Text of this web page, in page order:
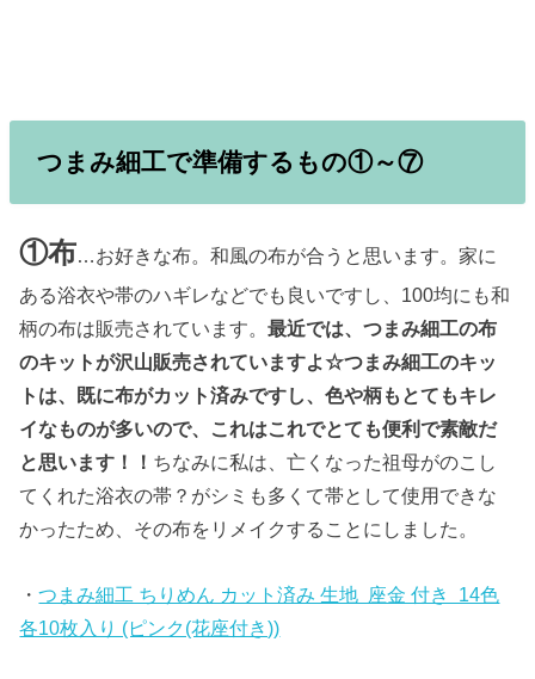
つまみ細工で準備するもの①～⑦
①布…お好きな布。和風の布が合うと思います。家に
ある浴衣や帯のハギレなどでも良いですし、100均にも和
柄の布は販売されています。最近では、つまみ細工の布
のキットが沢山販売されていますよ☆つまみ細工のキッ
トは、既に布がカット済みですし、色や柄もとてもキレ
イなものが多いので、これはこれでとても便利で素敵だ
と思います！！ ちなみに私は、亡くなった祖母がのこし
てくれた浴衣の帯？がシミも多くて帯として使用できな
かったため、その布をリメイクすることにしました。
・つまみ細工 ちりめん カット済み 生地 座金 付き 14色
各10枚入り (ピンク(花座付き))